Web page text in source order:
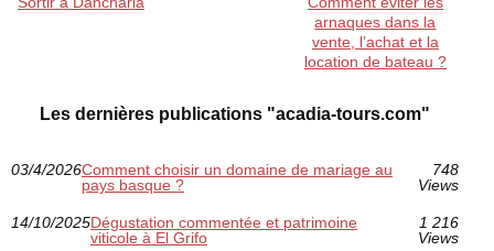
arnaques dans la
vente, l’achat et la
location de bateau ?
Les dernières publications "acadia-tours.com"
03/4/2026Comment choisir un domaine de mariage au
pays basque ?
748
Views
14/10/2025Dégustation commentée et patrimoine
viticole à El Grifo
1 216
Views